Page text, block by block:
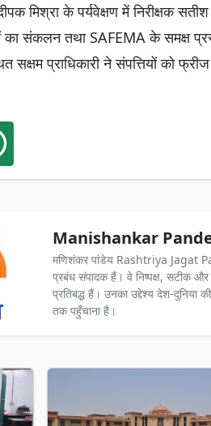
मिश्रा के पर्यवेक्षण में निरीक्षक
का संकलन तथा SAFEMA के समक्ष
सक्षम प्राधिकारी ने संपत्तियों को
Manishankar
मणिशंकर पांडेय Rashtriya Jagat
प्रबंध संपादक हैं। वे निष्पक्ष, सटीक
प्रतिबद्ध हैं। उनका उद्देश्य देश-दुनिया
तक पहुँचाना है।